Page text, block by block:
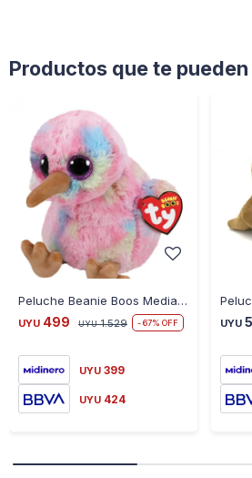
Productos que te
Peluche Beanie Boos Mediano Kiwi
UYU 499 UYU 1.529 67
UYU 399
UYU 424
UYU